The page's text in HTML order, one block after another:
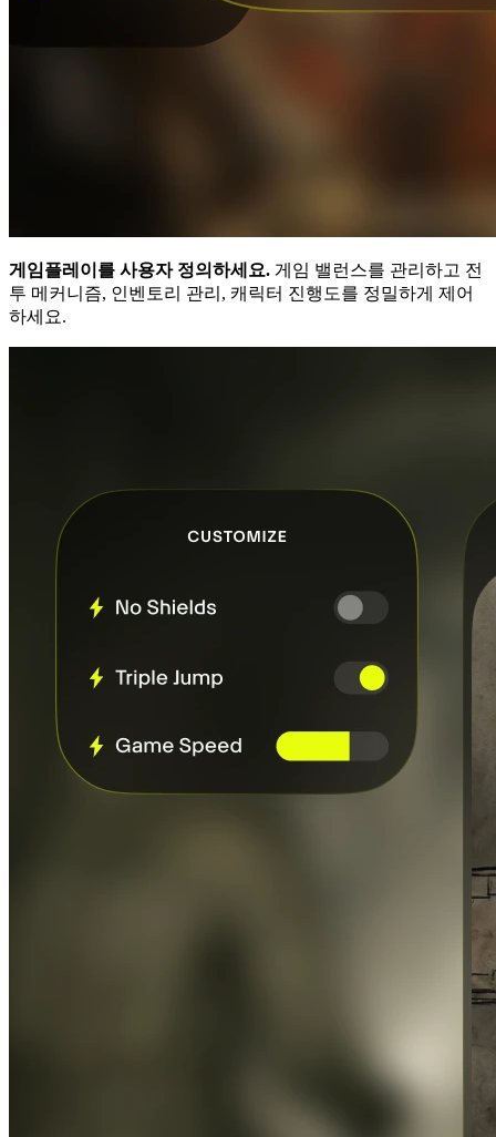
게임플레이를 사용자 정의하세요. 게임 밸런스를 관리하고 전
투 메커니즘, 인벤토리 관리, 캐릭터 진행도를 정밀하게 제어
하세요.